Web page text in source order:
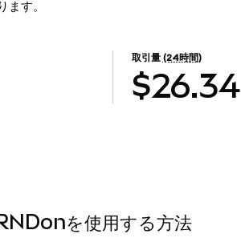
ます。
取引量 (24時間)
$26.34
を使用する方法